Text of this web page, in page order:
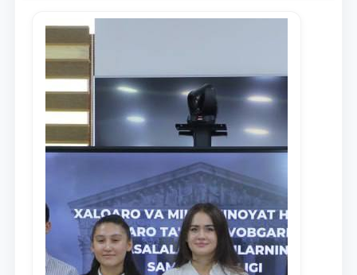
Ism va familiyangiz
Telefon raqamingiz
Pochta
yuborish